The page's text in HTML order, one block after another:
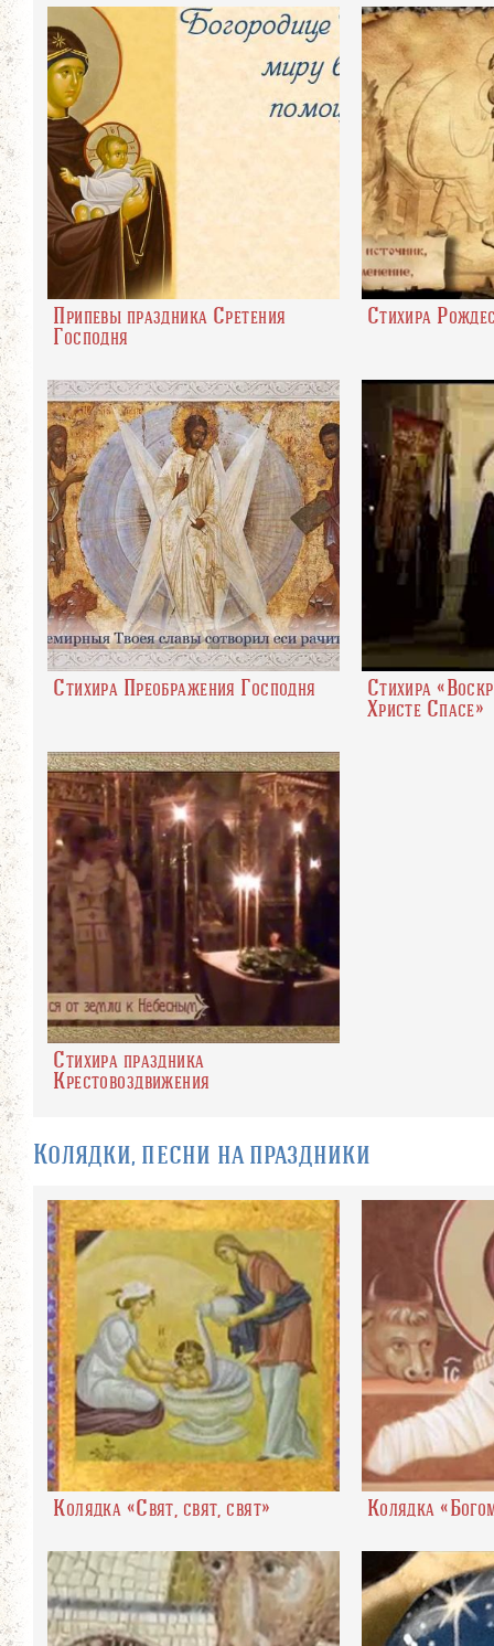
Припевы праздника Сретения
Господня
Стихира
Стихира Преображения Господня Стихира
Христе Спасе»
Стихира праздника
Крестовоздвижения
Колядки, песни на праздники
Колядка «Свят, свят, свят» Колядка